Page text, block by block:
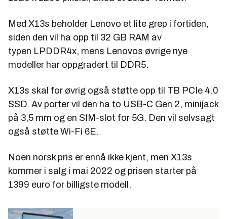
Med X13s beholder Lenovo et lite grep i fortiden,
siden den vil ha opp til 32 GB RAM av
typen LPDDR4x, mens Lenovos øvrige nye
modeller har oppgradert til DDR5.
X13s skal for øvrig også støtte opp til TB PCIe 4.0
SSD. Av porter vil den ha to USB-C Gen 2, minijack
på 3,5 mm og en SIM-slot for 5G. Den vil selvsagt
også støtte Wi-Fi 6E.
Noen norsk pris er ennå ikke kjent, men X13s
kommer i salg i mai 2022 og prisen starter på
1399 euro for billigste modell.